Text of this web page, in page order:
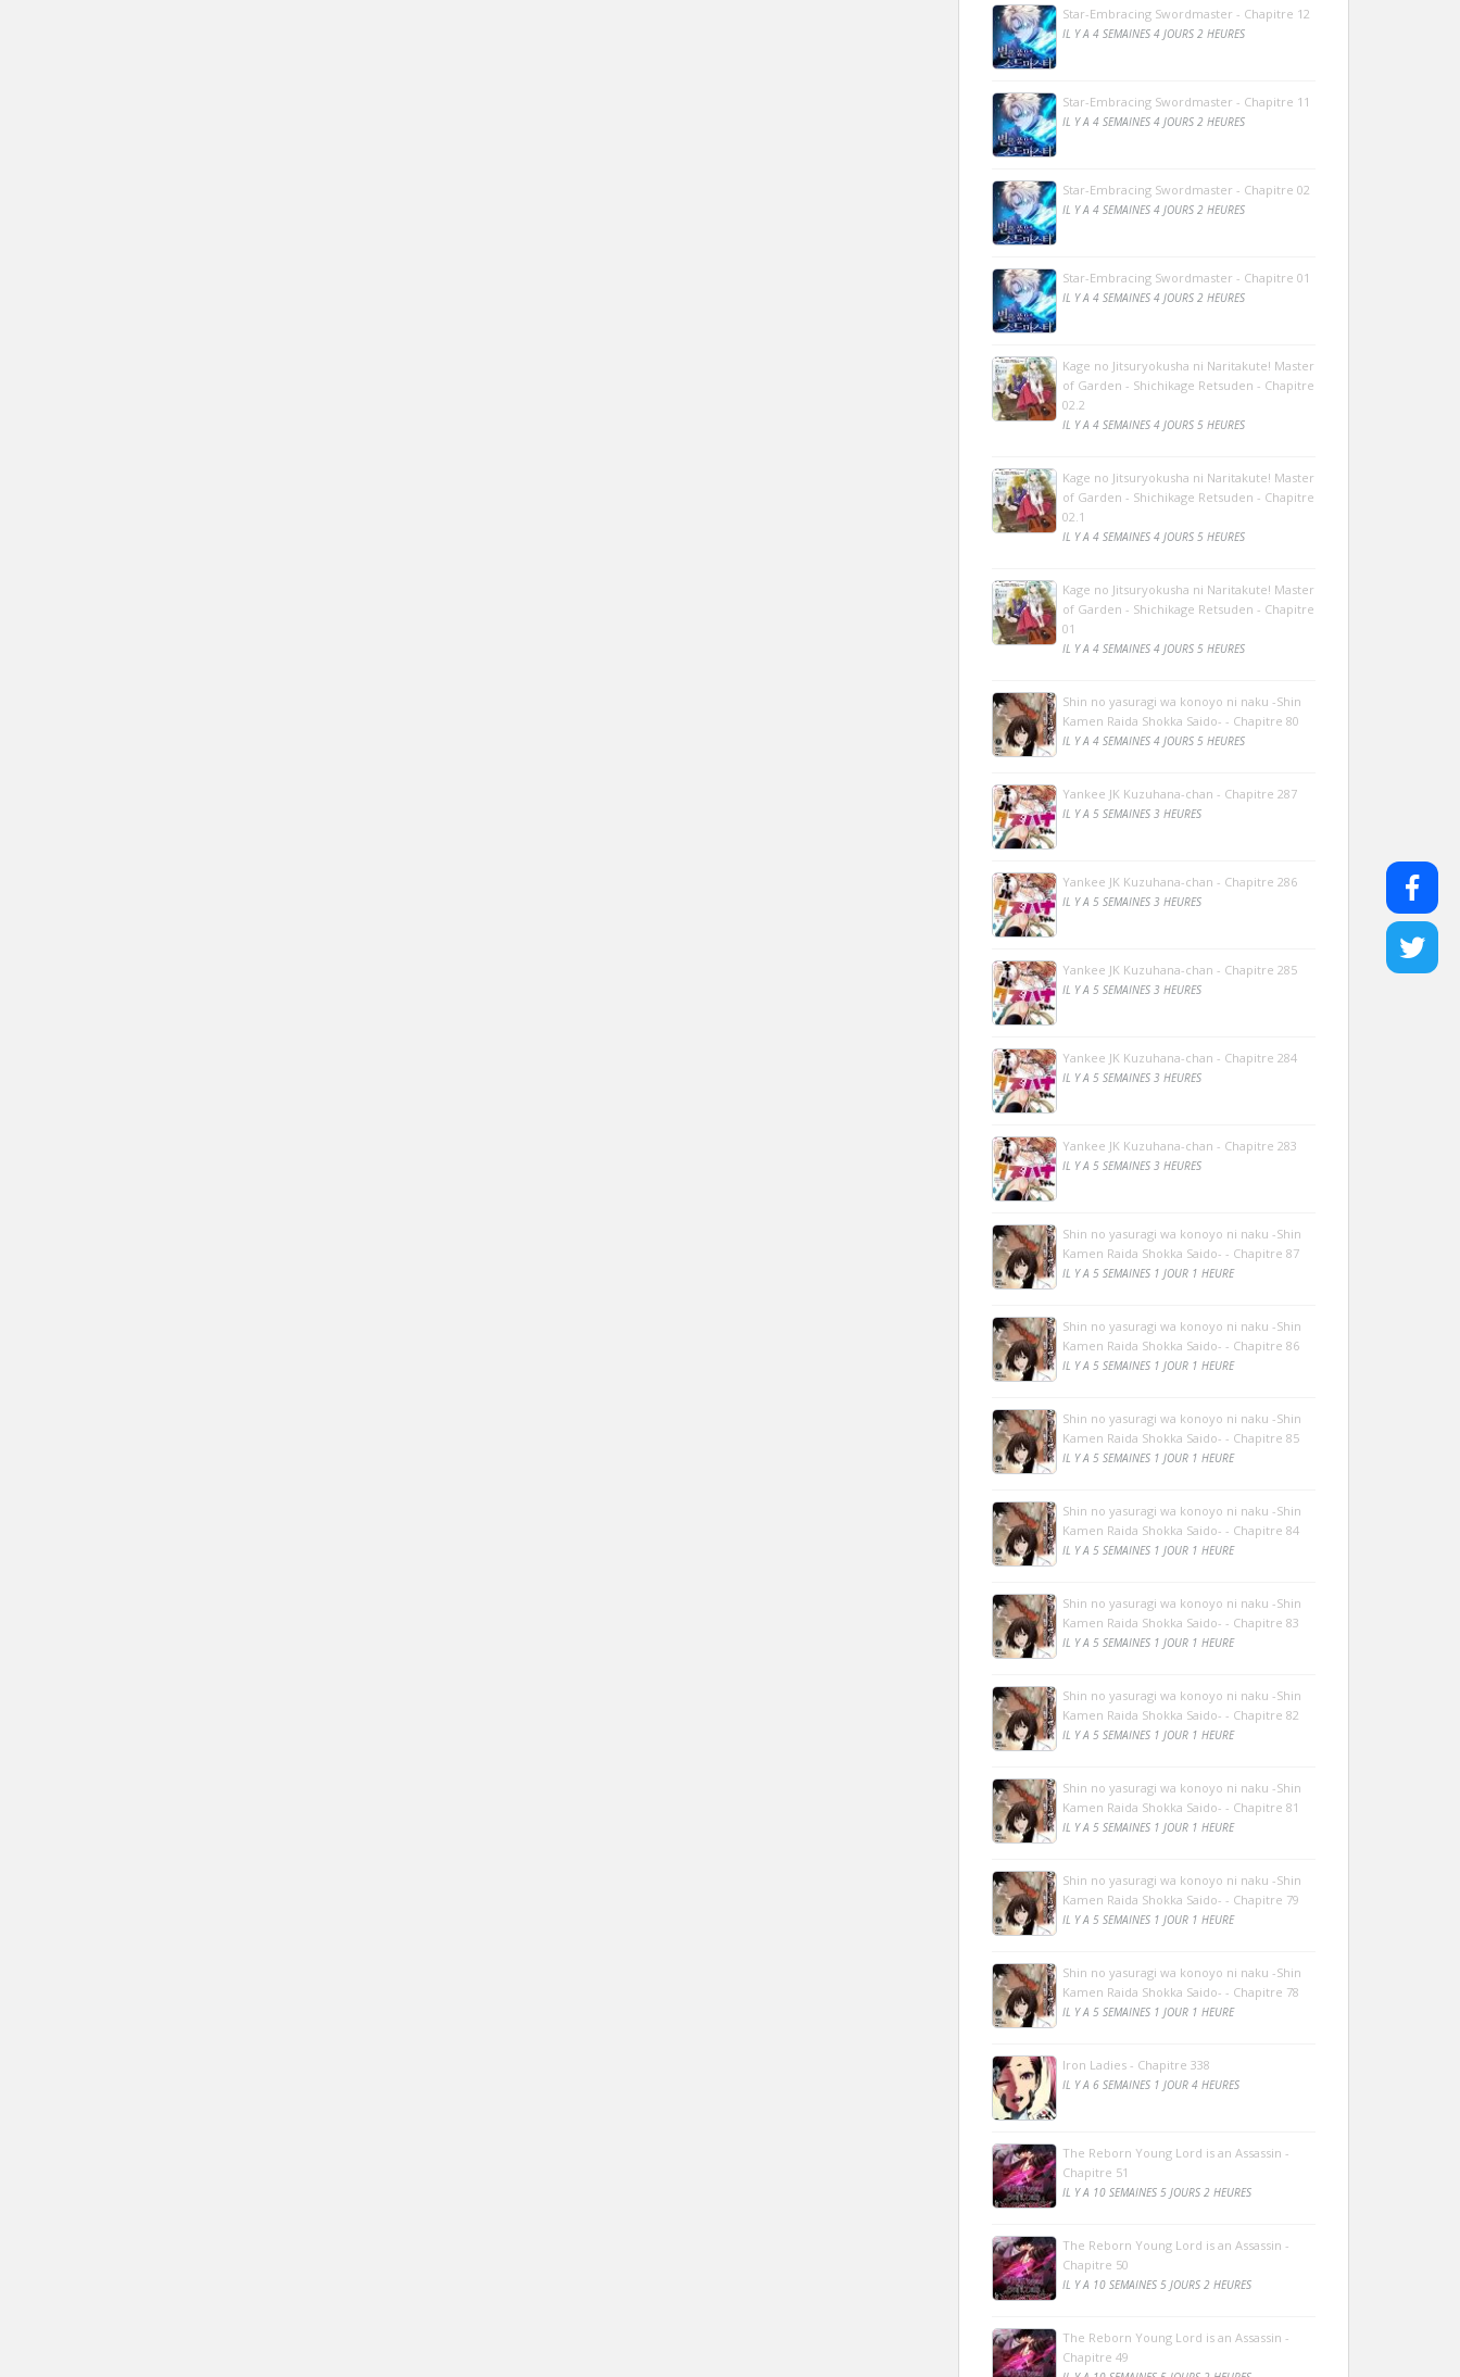
Star-Embracing Swordmaster - Chapitre 12
IL Y A 4 SEMAINES 4 JOURS 2 HEURES
Star-Embracing Swordmaster - Chapitre 11
IL Y A 4 SEMAINES 4 JOURS 2 HEURES
Star-Embracing Swordmaster - Chapitre 02
IL Y A 4 SEMAINES 4 JOURS 2 HEURES
Star-Embracing Swordmaster - Chapitre 01
IL Y A 4 SEMAINES 4 JOURS 2 HEURES
Kage no Jitsuryokusha ni Naritakute! Master
of Garden - Shichikage Retsuden - Chapitre
02.2
IL Y A 4 SEMAINES 4 JOURS 5 HEURES
Kage no Jitsuryokusha ni Naritakute! Master
of Garden - Shichikage Retsuden - Chapitre
02.1
IL Y A 4 SEMAINES 4 JOURS 5 HEURES
Kage no Jitsuryokusha ni Naritakute! Master
of Garden - Shichikage Retsuden - Chapitre
01
IL Y A 4 SEMAINES 4 JOURS 5 HEURES
Shin no yasuragi wa konoyo ni naku -Shin
Kamen Raida Shokka Saido- - Chapitre 80
IL Y A 4 SEMAINES 4 JOURS 5 HEURES
Yankee JK Kuzuhana-chan - Chapitre 287
IL Y A 5 SEMAINES 3 HEURES
Yankee JK Kuzuhana-chan - Chapitre 286
IL Y A 5 SEMAINES 3 HEURES
Yankee JK Kuzuhana-chan - Chapitre 285
IL Y A 5 SEMAINES 3 HEURES
Yankee JK Kuzuhana-chan - Chapitre 284
IL Y A 5 SEMAINES 3 HEURES
Yankee JK Kuzuhana-chan - Chapitre 283
IL Y A 5 SEMAINES 3 HEURES
Shin no yasuragi wa konoyo ni naku -Shin
Kamen Raida Shokka Saido- - Chapitre 87
IL Y A 5 SEMAINES 1 JOUR 1 HEURE
Shin no yasuragi wa konoyo ni naku -Shin
Kamen Raida Shokka Saido- - Chapitre 86
IL Y A 5 SEMAINES 1 JOUR 1 HEURE
Shin no yasuragi wa konoyo ni naku -Shin
Kamen Raida Shokka Saido- - Chapitre 85
IL Y A 5 SEMAINES 1 JOUR 1 HEURE
Shin no yasuragi wa konoyo ni naku -Shin
Kamen Raida Shokka Saido- - Chapitre 84
IL Y A 5 SEMAINES 1 JOUR 1 HEURE
Shin no yasuragi wa konoyo ni naku -Shin
Kamen Raida Shokka Saido- - Chapitre 83
IL Y A 5 SEMAINES 1 JOUR 1 HEURE
Shin no yasuragi wa konoyo ni naku -Shin
Kamen Raida Shokka Saido- - Chapitre 82
IL Y A 5 SEMAINES 1 JOUR 1 HEURE
Shin no yasuragi wa konoyo ni naku -Shin
Kamen Raida Shokka Saido- - Chapitre 81
IL Y A 5 SEMAINES 1 JOUR 1 HEURE
Shin no yasuragi wa konoyo ni naku -Shin
Kamen Raida Shokka Saido- - Chapitre 79
IL Y A 5 SEMAINES 1 JOUR 1 HEURE
Shin no yasuragi wa konoyo ni naku -Shin
Kamen Raida Shokka Saido- - Chapitre 78
IL Y A 5 SEMAINES 1 JOUR 1 HEURE
Iron Ladies - Chapitre 338
IL Y A 6 SEMAINES 1 JOUR 4 HEURES
The Reborn Young Lord is an Assassin -
Chapitre 51
IL Y A 10 SEMAINES 5 JOURS 2 HEURES
The Reborn Young Lord is an Assassin -
Chapitre 50
IL Y A 10 SEMAINES 5 JOURS 2 HEURES
The Reborn Young Lord is an Assassin -
Chapitre 49